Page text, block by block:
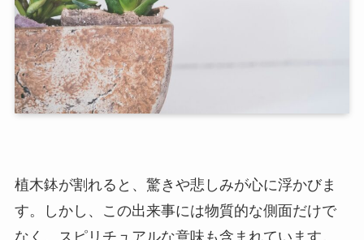
植木鉢が割れると、驚きや悲しみが心に浮かびま
す。しかし、この出来事には物質的な側面だけで
なく、スピリチュアルな意味も含まれています。